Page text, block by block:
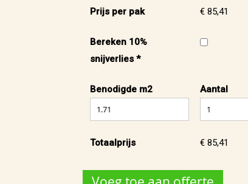
Prijs per pak € 85,41
Bereken 10%
snijverlies *
Benodigde m2 Aantal
Totaalprijs € 85,41